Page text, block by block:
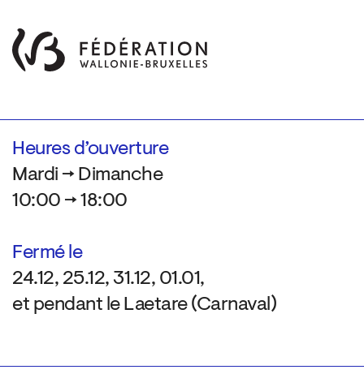
Heures d’ouverture
Mardi → Dimanche
10:00 → 18:00
Fermé le
24.12, 25.12, 31.12, 01.01,
et pendant le Laetare (Carnaval)